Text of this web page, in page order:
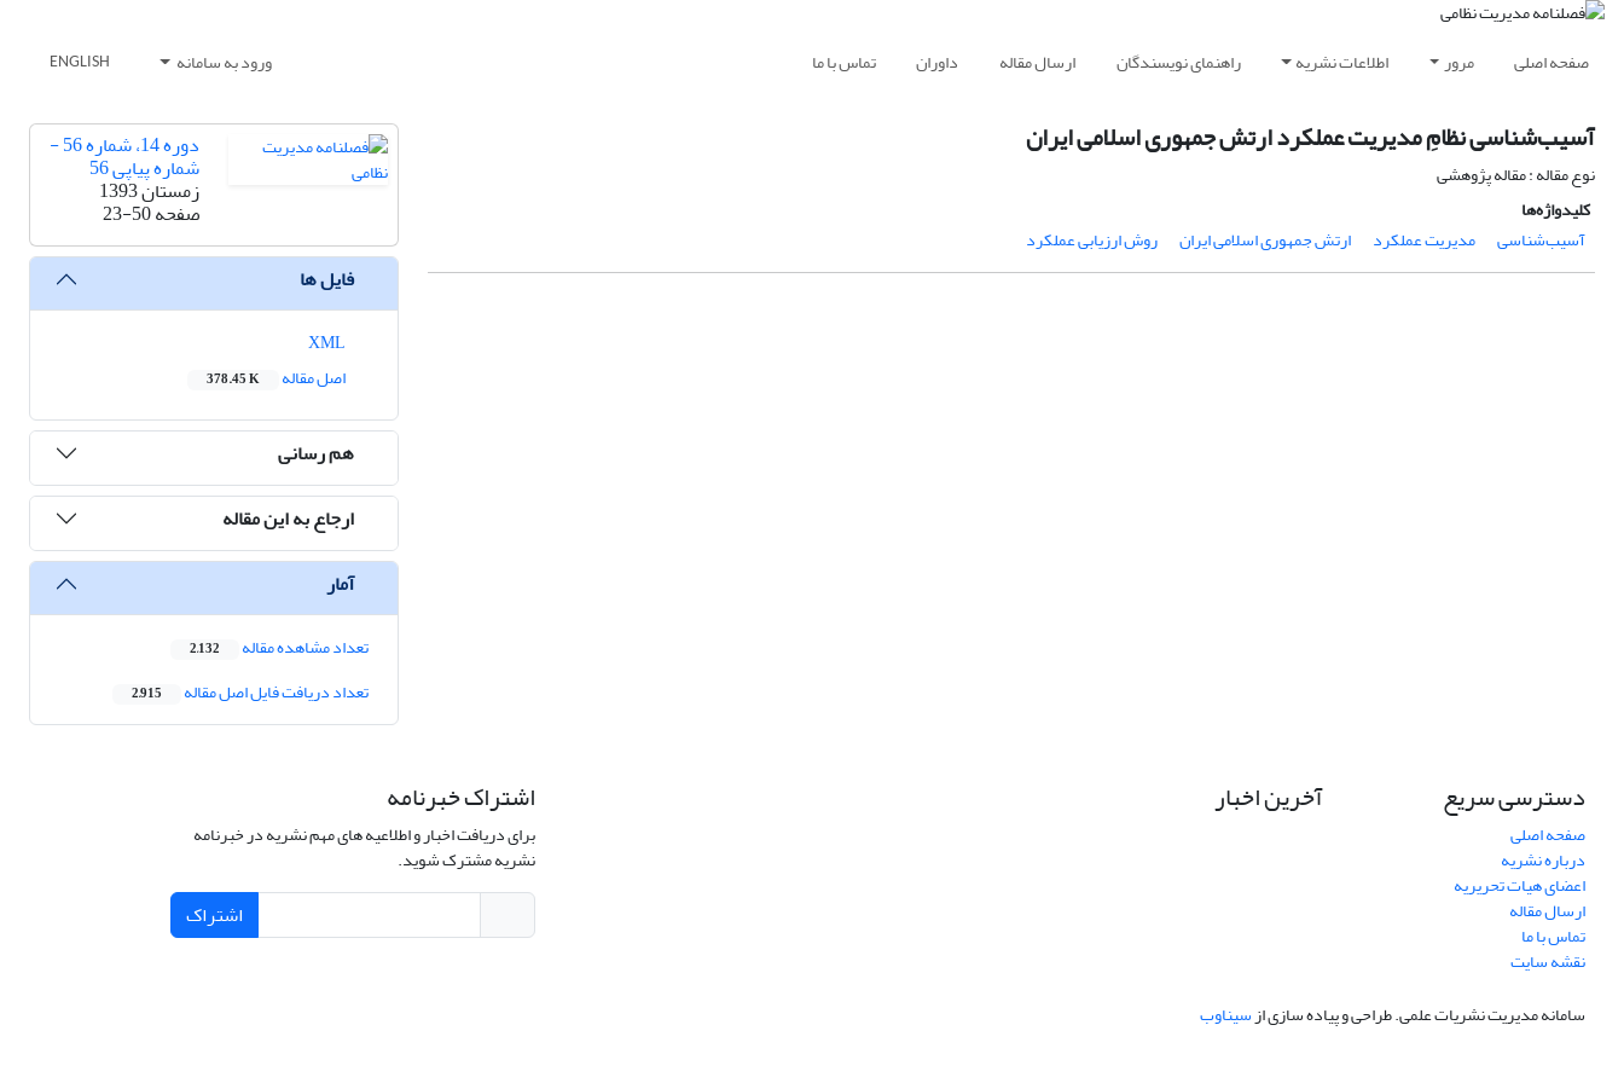
صفحه اصلی مرور اطلاعات نشریه راهنمای نویسندگان ارسال مقاله داوران تماس با ما ورود به سامانه ENGLISH
آسیب‌شناسی نظامِ مدیریت عملکرد ارتش جمهوری اسلامی ایران
نوع مقاله : مقاله پژوهشی
کلیدواژه‌ها
آسیب‌شناسی
مدیریت عملکرد ارتش جمهوری اسلامی ایران روش ارزیابی عملکرد
دوره 14، شماره 56 -
شماره پیاپی 56
زمستان 1393
صفحه23-50
فایل ها
اصل مقاله
378.45 K
هم رسانی
ارجاع به این مقاله
آمار
تعداد مشاهده مقاله 2,132
تعداد دریافت فایل اصل مقاله 2,915
دسترسی سریع
صفحه اصلی
درباره نشریه
اعضای هیات تحریریه
ارسال مقاله
تماس با ما
نقشه سایت
آخرین اخبار اشتراک خبرنامه
برای دریافت اخبار و اطلاعیه های مهم نشریه در خبرنامه
نشریه مشترک شوید.
اشتراک
سامانه مدیریت نشریات علمی.طراحی و پیاده سازی ازسیناوب